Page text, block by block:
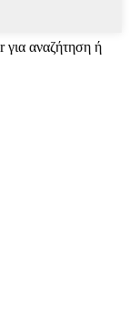
για αναζήτηση ή